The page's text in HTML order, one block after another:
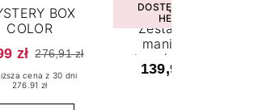
BOX
COLOR
zł 276,91 zł
cena z 30 dni
276.91 zł
DOSTĘPNY W
HEBE
Zestaw do
manicure
japońskiego
139,99 zł